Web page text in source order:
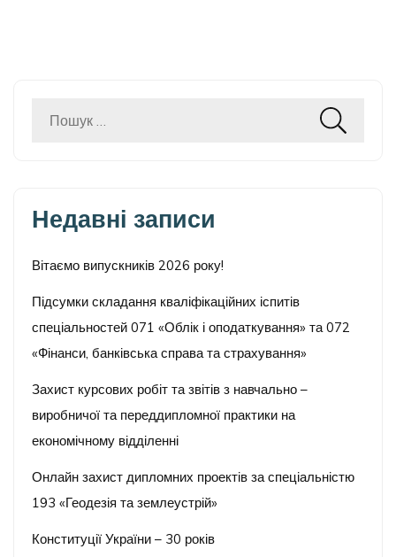
Пошук:
Недавні записи
Вітаємо випускників 2026 року!
Підсумки складання кваліфікаційних іспитів
спеціальностей 071 «Облік і оподаткування» та 072
«Фінанси, банківська справа та страхування»
Захист курсових робіт та звітів з навчально –
виробничої та переддипломної практики на
економічному відділенні
Онлайн захист дипломних проектів за спеціальністю
193 «Геодезія та землеустрій»
Конституції України – 30 років